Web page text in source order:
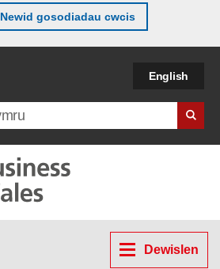
Newid gosodiadau cwcis
English
Dewislen